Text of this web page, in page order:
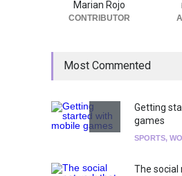
Marian Rojo
CONTRIBUTOR
Most Commented
Getting
games
SPORTS,
The social